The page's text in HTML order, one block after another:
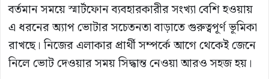
বর্তমান সময়ে স্মার্টফোন ব্যবহারকারীর সংখ্যা বেশি হওয়ায়
এ ধরনের অ্যাপ ভোটার সচেতনতা বাড়াতে গুরুত্বপূর্ণ ভূমিকা
রাখছে। নিজের এলাকার প্রার্থী সম্পর্কে আগে থেকেই জেনে
নিলে ভোট দেওয়ার সময় সিদ্ধান্ত নেওয়া আরও সহজ হয়।